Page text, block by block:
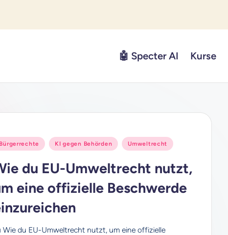
🤖 Specter AI Kurse
Bürgerrechte KI gegen Behörden Umweltrecht
du EU-Umweltrecht nutzt,
eine offizielle Beschwerde
Wie du EU-Umweltrecht nutzt, um eine offizielle